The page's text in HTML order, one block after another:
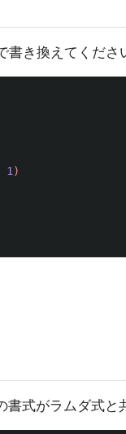
書き換えてくださ
1 )
式がラムダ式と